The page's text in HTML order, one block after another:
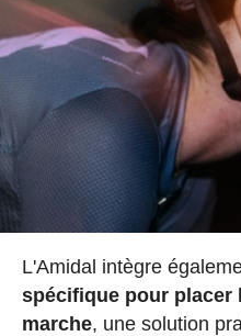
L'Amidal intègre
spécifique pour placer
marche, une solution